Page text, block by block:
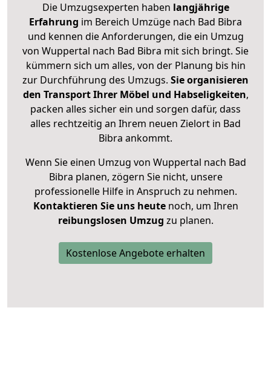
Die Umzugsexperten haben langjährige
Erfahrung im Bereich Umzüge nach Bad Bibra
und kennen die Anforderungen, die ein Umzug
von Wuppertal nach Bad Bibra mit sich bringt. Sie
kümmern sich um alles, von der Planung bis hin
zur Durchführung des Umzugs. Sie organisieren
den Transport Ihrer Möbel und Habseligkeiten,
packen alles sicher ein und sorgen dafür, dass
alles rechtzeitig an Ihrem neuen Zielort in Bad
Bibra ankommt.
Wenn Sie einen Umzug von Wuppertal nach Bad
Bibra planen, zögern Sie nicht, unsere
professionelle Hilfe in Anspruch zu nehmen.
Kontaktieren Sie uns heutenoch, um Ihren
reibungslosen Umzug zu planen.
Kostenlose Angebote erhalten